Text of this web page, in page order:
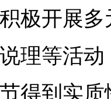
极开展
理等活
得到实